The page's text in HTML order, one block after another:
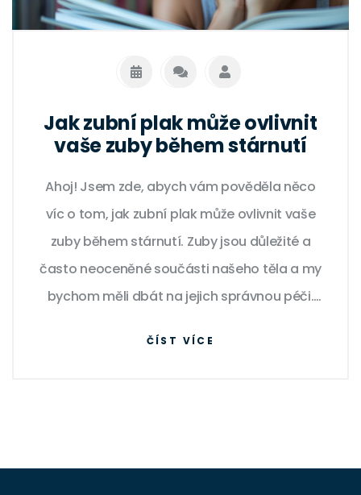
Jak zubní plak může ovlivnit
vaše zuby během stárnutí
Ahoj! Jsem zde, abych vám pověděla něco
víc o tom, jak zubní plak může ovlivnit vaše
zuby během stárnutí. Zuby jsou důležité a
často neoceněné součásti našeho těla a my
bychom měli dbát na jejich správnou péči.
ČÍST VÍCE